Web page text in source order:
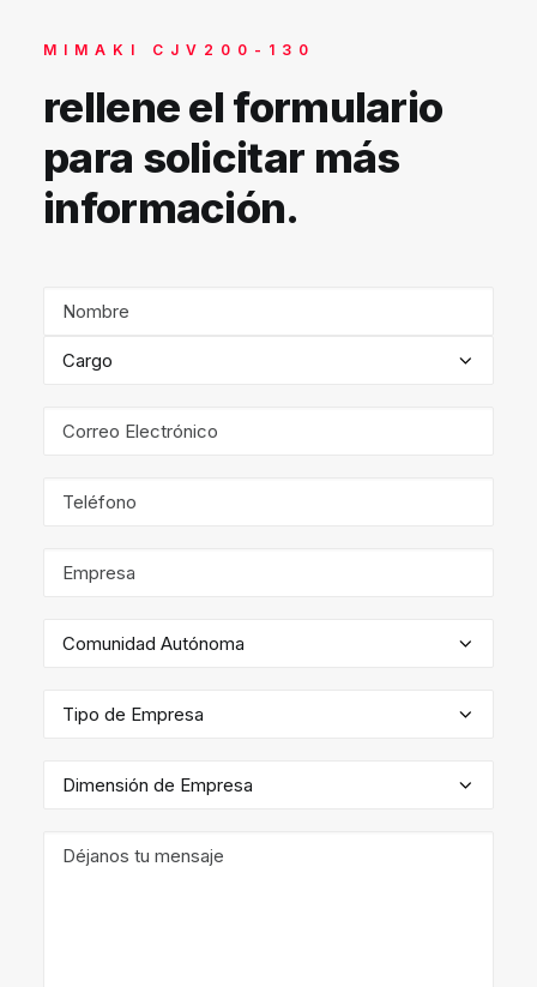
MIMAKI CJV200-130
rellene el formulario
para solicitar más
información.